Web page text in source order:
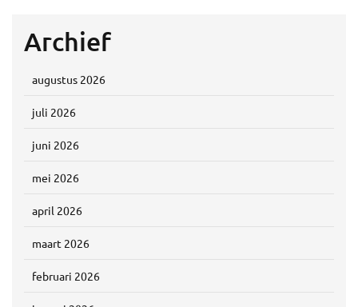
Archief
augustus 2026
juli 2026
juni 2026
mei 2026
april 2026
maart 2026
februari 2026